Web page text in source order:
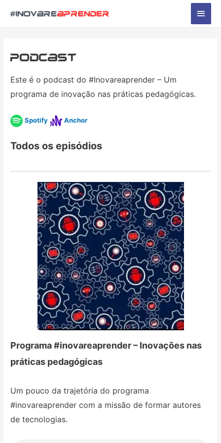
Podcast
Este é o podcast do #Inovareaprender – Um
programa de inovação nas práticas pedagógicas.
Spotify Anchor
Todos os episódios
Programa #inovareaprender – Inovações nas
práticas pedagógicas
Um pouco da trajetória do programa
#inovareaprender com a missão de formar autores
de tecnologias.